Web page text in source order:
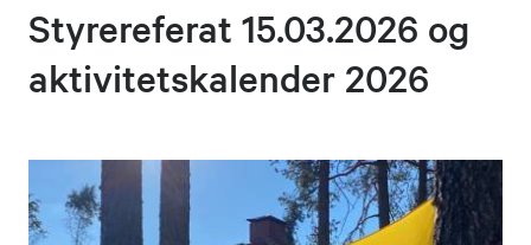
Styrereferat 15.03.2026 og
aktivitetskalender 2026